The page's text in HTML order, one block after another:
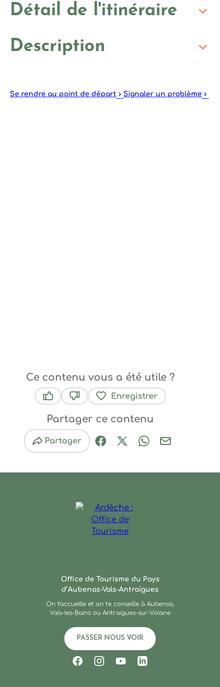
Détail de l'itinéraire
Description
Se rendre au point de départ Signaler un problème
Ce contenu vous a été utile ?
Enregistrer
Partager ce contenu
Partager
Partager sur Facebook
Partager sur X / Twitter
Partager sur
Partager par
Office de Tourisme du Pays
d’Aubenas-Vals-Antraïgues
On t'accueille et on te conseille à Aubenas,
Vals-les-Bains ou Antraigues-sur-Volane
PASSER NOUS VOIR
Suivez-nous sur Facebook
Suivez-nous sur Instagram
Suivez-nous sur
Suivez-nous sur